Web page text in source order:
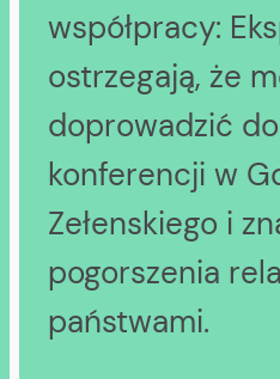
współpracy:
ostrzegają, że
doprowadzić
konferencji w
Zełenskiego i
pogorszenia
państwami.